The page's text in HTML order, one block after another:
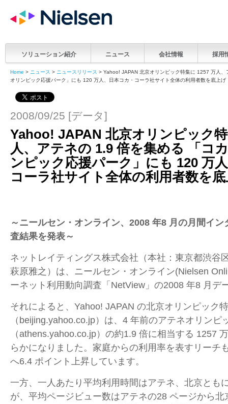
ソリューション紹介 ニュース 会社情報 採用
Home > ニュース > ニュースリリース > Yahoo! JAPAN 北京オリンピック特集に 1257 万人
オリンピック応援パーク」にも 120 万人、日本コカ・コーラ社サイト全体の利用者数を底上げ
2008/09/25 [データ]
Yahoo! JAPAN 北京オリンピック
人、アテネの 1.9 倍を集める 「コ
ンピック応援パーク」にも 120 万
コーラ社サイト全体の利用者数を
～ニールセン・オンライン、2008 年8 月の月間イ
査結果を発表～
ネットレイティングス株式会社（本社：東京都渋谷
萩原雅之）は、ニールセン・オンライン(Nielsen
ーネット利用動向調査「NetView」の2008 年8 月デ
それによると、Yahoo! JAPAN の北京オリンピック
（beijing.yahoo.co.jp）は、4 年前のアテネオリンピ
（athens.yahoo.co.jp）の約1.9 倍に相当する 1257
らかになりました。家庭からの利用率を表すリーチ
へ6.4 ポイント上昇しています。
一方、一人あたり平均利用時間はアテネ、北京とも
が、平均ページビュー数はアテネの28 ページから